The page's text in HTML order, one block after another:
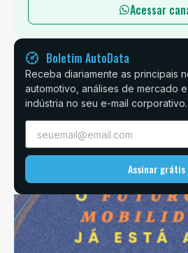
Acessar
Boletim AutoData
Receba diariamente as principais
automotivo, análises de mercado
indústria no seu e-mail corporativo.
Assinar grátis